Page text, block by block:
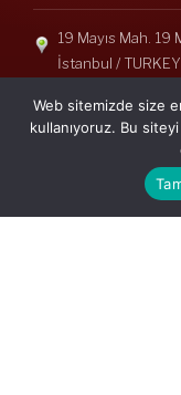
19 Mayıs Mah. 19
İstanbul / TURKEY
Telefon: +90(212)
Telefon:
Web sitemizde size
kullanıyoruz. Bu